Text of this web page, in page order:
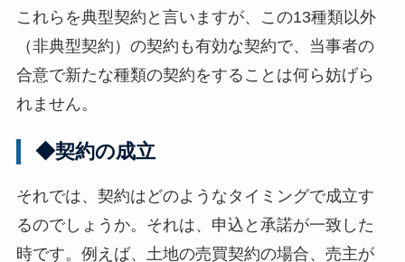
これらを典型契約と言いますが、この13種類以外
（非典型契約）の契約も有効な契約で、当事者の
合意で新たな種類の契約をすることは何ら妨げら
れません。
◆契約の成立
それでは、契約はどのようなタイミングで成立す
るのでしょうか。それは、申込と承諾が一致した
時です。例えば、土地の売買契約の場合、売主が